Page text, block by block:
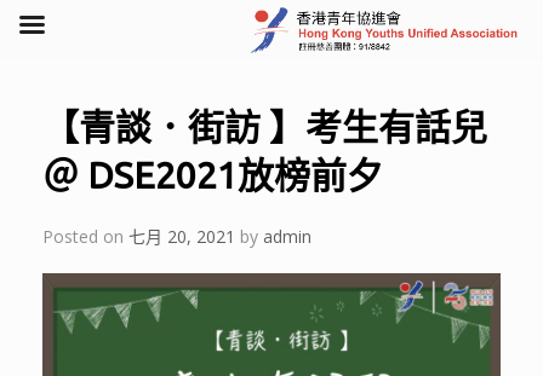
【青談．街訪 】考生有話兒
＠ DSE2021放榜前夕
Posted on 七月 20, 2021 by admin